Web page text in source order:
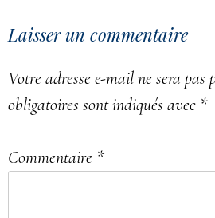
Laisser un commentaire
Votre adresse e-mail ne sera pas
obligatoires sont indiqués avec *
Commentaire *